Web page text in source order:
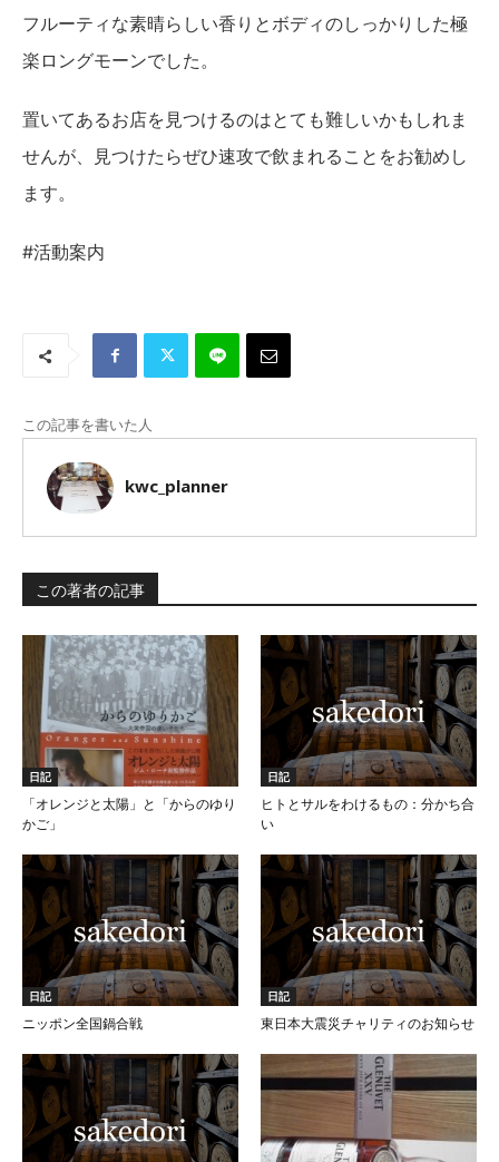
フルーティな素晴らしい香りとボディのしっかりした極
楽ロングモーンでした。
置いてあるお店を見つけるのはとても難しいかもしれま
せんが、見つけたらぜひ速攻で飲まれることをお勧めし
ます。
#活動案内
この記事を書いた人
kwc_planner
この著者の記事
日記
「オレンジと太陽」と「からのゆり
かご」
日記
ヒトとサルをわけるもの：分かち合
い
日記
ニッポン全国鍋合戦
日記
東日本大震災チャリティのお知らせ